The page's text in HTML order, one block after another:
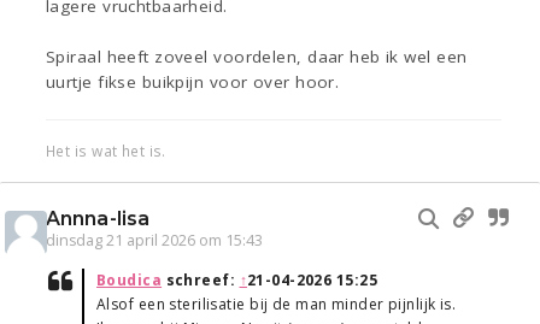
lagere vruchtbaarheid.
Spiraal heeft zoveel voordelen, daar heb ik wel een
uurtje fikse buikpijn voor over hoor.
Het is wat het is.
Annna-lisa
dinsdag 21 april 2026 om 15:43
Boudica schreef: ↑21-04-2026 15:25
Alsof een sterilisatie bij de man minder pijnlijk is.